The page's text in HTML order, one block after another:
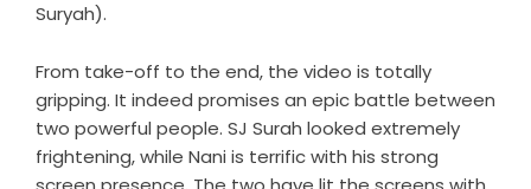
Suryah).
From take-off to the end, the video is totally
gripping. It indeed promises an epic battle between
two powerful people. SJ Surah looked extremely
frightening, while Nani is terrific with his strong